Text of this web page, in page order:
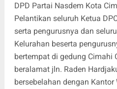
DPD Partai Nasdem Kota
Pelantikan seluruh Ketua
serta pengurusnya dan
Kelurahan beserta
bertempat di gedung Cimahi
beralamat jln. Raden
bersebelahan dengan